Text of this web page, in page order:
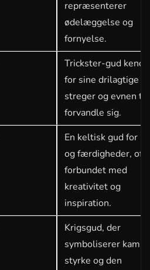
repræsenterer
ødelæggelse og
fornyelse.
Trickster-gud kendt
for sine drilagtige
streger og evnen til
forvandle sig.
En keltisk gud for
og færdigheder,
forbundet med
kreativitet og
inspiration.
Krigsgud, der
symboliserer kamp,
styrke og den